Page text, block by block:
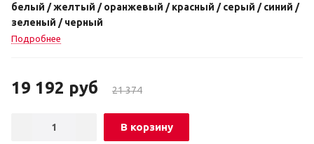
белый / желтый / оранжевый / красный / серый / синий /
зеленый / черный
Подробнее
19 192 руб 21 374
В корзину